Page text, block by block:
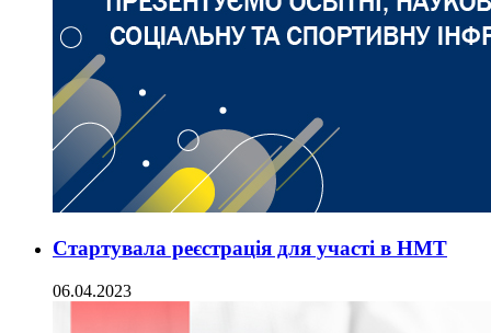
Стартувала реєстрація для участі в НМТ
06.04.2023